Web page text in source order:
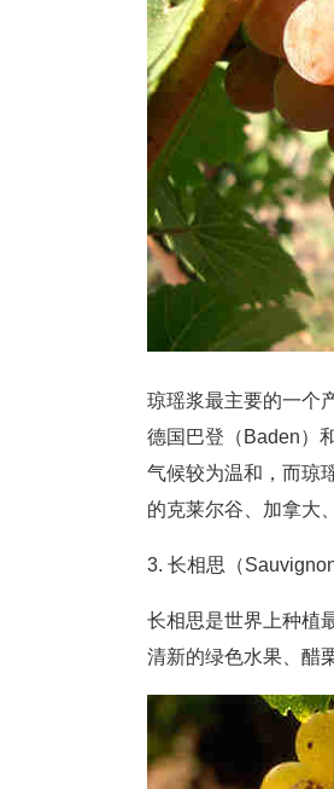
琼瑶浆最主要的一个
德国巴登（Baden）
气候较为温和，而琼
的克莱尔谷、加拿大
3. 长相思（
长相思是世界上种植
清新的绿色水果、醋